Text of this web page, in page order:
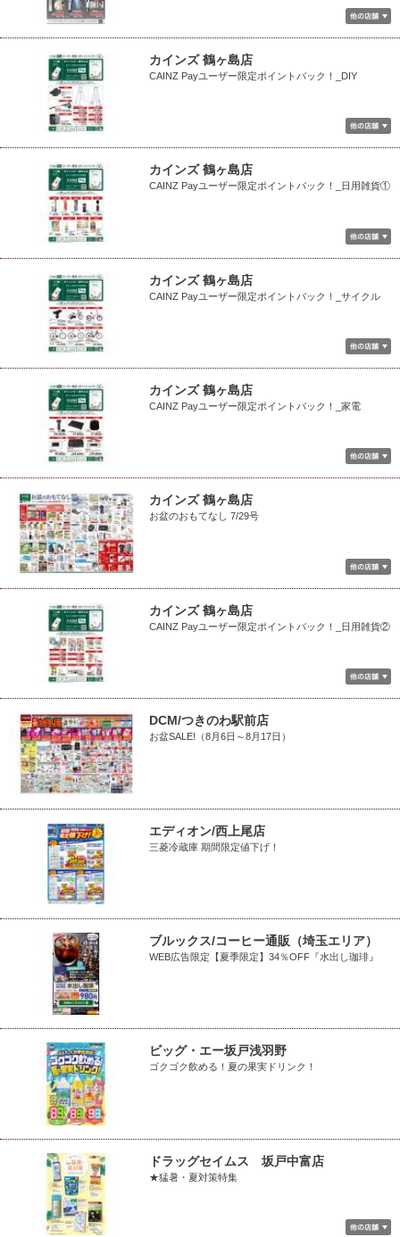
カインズ 鶴ヶ島店
CAINZ Payユーザー限定ポイントバック！_DIY
カインズ 鶴ヶ島店
CAINZ Payユーザー限定ポイントバック！_日用雑貨①
カインズ 鶴ヶ島店
CAINZ Payユーザー限定ポイントバック！_サイクル
カインズ 鶴ヶ島店
CAINZ Payユーザー限定ポイントバック！_家電
カインズ 鶴ヶ島店
お盆のおもてなし 7/29号
カインズ 鶴ヶ島店
CAINZ Payユーザー限定ポイントバック！_日用雑貨②
DCM/つきのわ駅前店
お盆SALE!（8月6日～8月17日）
エディオン/西上尾店
三菱冷蔵庫 期間限定値下げ！
ブルックス/コーヒー通販（埼玉エリア）
WEB広告限定【夏季限定】34％OFF『水出し珈琲』
ビッグ・エー坂戸浅羽野
ゴクゴク飲める！夏の果実ドリンク！
ドラッグセイムス 坂戸中富店
★猛暑・夏対策特集